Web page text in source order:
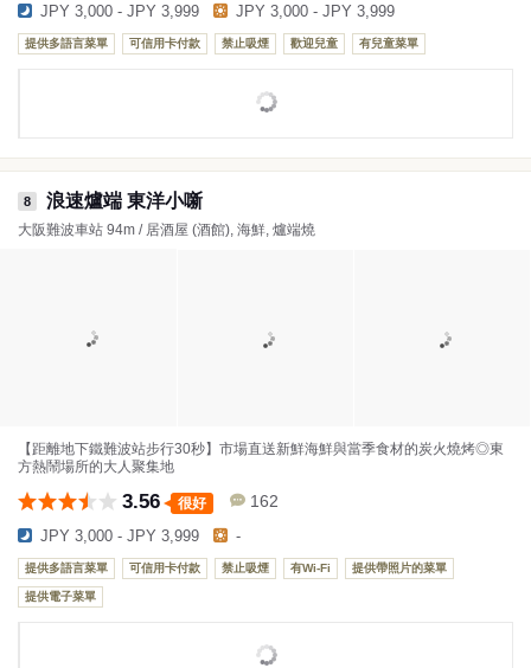
JPY 3,000 - JPY 3,999 JPY 3,000 - JPY 3,999
提供多語言菜單 可信用卡付款 禁止吸煙 歡迎兒童 有兒童菜單
8 浪速爐端 東洋小噺
大阪難波車站 94m / 居酒屋 (酒館), 海鮮, 爐端燒
【距離地下鐵難波站步行30秒】市場直送新鮮海鮮與當季食材的炭火燒烤◎東
方熱鬧場所的大人聚集地
3.56 很好 162
JPY 3,000 - JPY 3,999 -
提供多語言菜單 可信用卡付款 禁止吸煙 有Wi-Fi 提供帶照片的菜單
提供電子菜單